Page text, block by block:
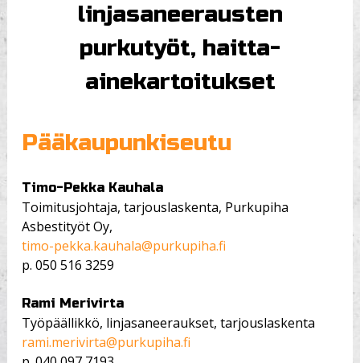
linjasaneerausten
purkutyöt, haitta-
ainekartoitukset
Pääkaupunkiseutu
Timo-Pekka Kauhala
Toimitusjohtaja, tarjouslaskenta, Purkupiha
Asbestityöt Oy,
timo-pekka.kauhala@purkupiha.fi
p.050 516 3259
Rami Merivirta
Työpäällikkö, linjasaneeraukset, tarjouslaskenta
rami.merivirta@purkupiha.fi